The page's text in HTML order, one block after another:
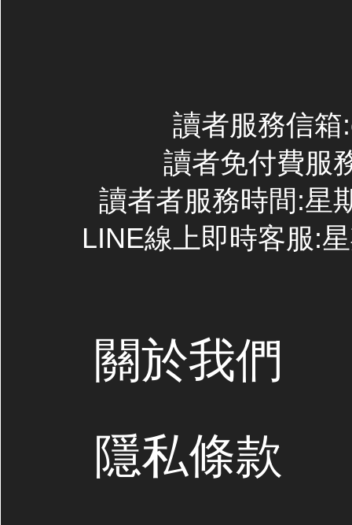
讀者服務信
讀者免付費服
讀者者服務時間:星
LINE線上即時客服:
關於我們
隱私條款